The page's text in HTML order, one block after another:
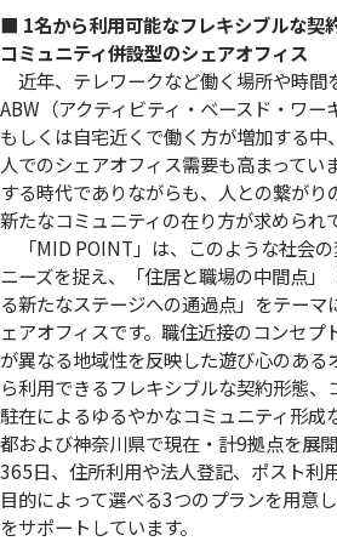
■ 1名から利用可能なフレキシブルな契
コミュニティ併設型のシェアオフィス
近年、テレワークなど働く場所や時間
ABW（アクティビティ・ベースド・ワ
もしくは自宅近くで働く方が増加する中
人でのシェアオフィス需要も高まってい
する時代でありながらも、人との繋がり
新たなコミュニティの在り方が求められ
「MID POINT」は、このような社会
ニーズを捉え、「住居と職場の中間点」
る新たなステージへの通過点」をテー
ェアオフィスです。職住近接のコンセプ
が異なる地域性を反映した遊び心のある
ら利用できるフレキシブルな契約形態、
駐在によるゆるやかなコミュニティ形成
都および神奈川県で現在・計9拠点を展
365日、住所利用や法人登記、ポスト利
目的によって選べる3つのプランを用意
をサポートしています。